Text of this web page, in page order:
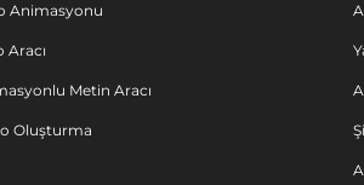
Animasyonu
Aracı
Metin Aracı
Oluşturma